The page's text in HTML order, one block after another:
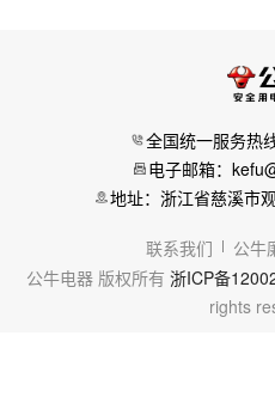
全国统一服务热
电子邮箱：
地址：浙江省慈溪市
联系我们 公牛
公牛电器 版权所有 浙ICP备
rights